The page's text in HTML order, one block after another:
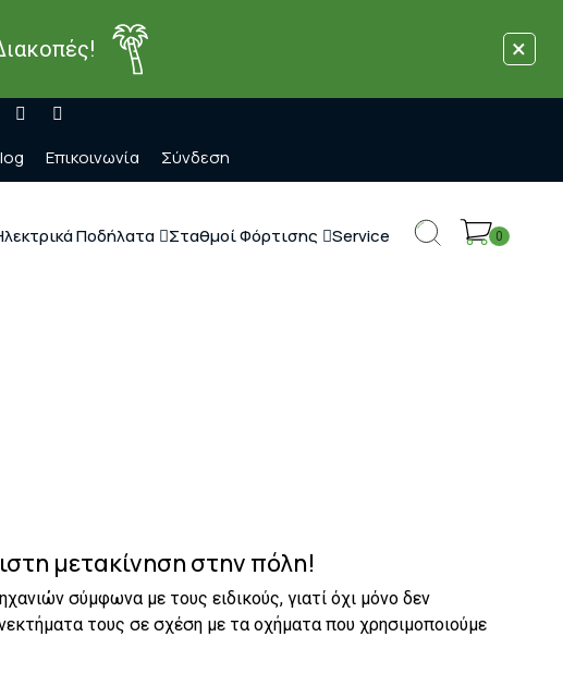
×
Επικοινωνία Σύνδεση
Ποδήλατα Σταθμοί Φόρτισης Service 0
μετακίνηση στην πόλη!
σύμφωνα με τους ειδικούς, γιατί όχι μόνο δεν
τους σε σχέση με τα οχήματα που χρησιμοποιούμε